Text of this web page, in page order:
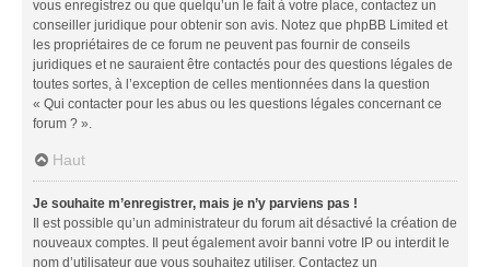
vous enregistrez ou que quelqu’un le fait à votre place, contactez un
conseiller juridique pour obtenir son avis. Notez que phpBB Limited et
les propriétaires de ce forum ne peuvent pas fournir de conseils
juridiques et ne sauraient être contactés pour des questions légales de
toutes sortes, à l’exception de celles mentionnées dans la question
« Qui contacter pour les abus ou les questions légales concernant ce
forum ? ».
Haut
Je souhaite m’enregistrer, mais je n’y parviens pas !
Il est possible qu’un administrateur du forum ait désactivé la création de
nouveaux comptes. Il peut également avoir banni votre IP ou interdit le
nom d’utilisateur que vous souhaitez utiliser. Contactez un